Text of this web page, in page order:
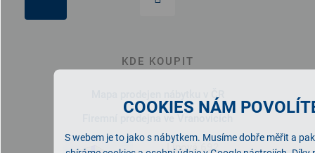
COOKIES NÁM
S webem je to jako s nábytkem. Musíme dobře měřit a
KDE KOUPIT
Mapa prodejen nábytku v ČR
Lipová 692